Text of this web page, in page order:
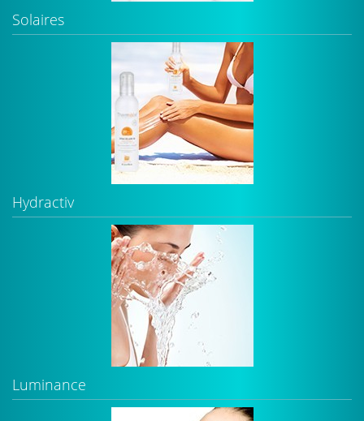
Solaires
Hydractiv
Luminance